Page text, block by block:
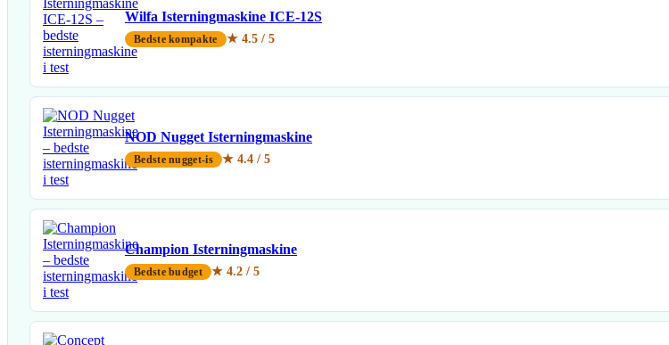
Wilfa Isterningmaskine ICE-12S
Bedste kompakte ★ 4.5 / 5
NOD Nugget Isterningmaskine
Bedste nugget-is ★ 4.4 / 5
Champion Isterningmaskine
Bedste budget ★ 4.2 / 5